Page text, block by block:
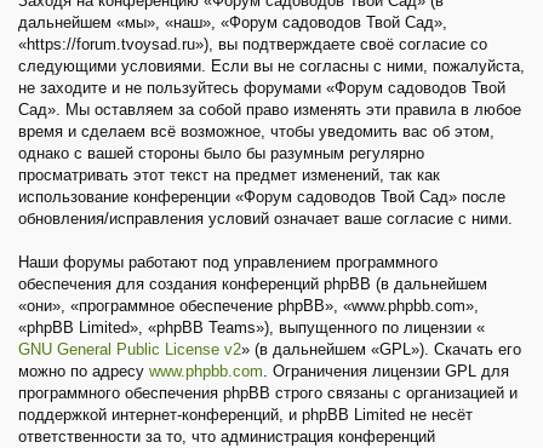
дальнейшем «мы», «наш», «Форум садоводов Твой Сад»,
«https://forum.tvoysad.ru»), вы подтверждаете своё согласие со
следующими условиями. Если вы не согласны с ними, пожалуйста,
не заходите и не пользуйтесь форумами «Форум садоводов Твой
Сад». Мы оставляем за собой право изменять эти правила в любое
время и сделаем всё возможное, чтобы уведомить вас об этом,
однако с вашей стороны было бы разумным регулярно
просматривать этот текст на предмет изменений, так как
использование конференции «Форум садоводов Твой Сад» после
обновления/исправления условий означает ваше согласие с ними.
Наши форумы работают под управлением программного
обеспечения для создания конференций phpBB (в дальнейшем
«они», «программное обеспечение phpBB», «www.phpbb.com»,
«phpBB Limited», «phpBB Teams»), выпущенного по лицензии «
GNU General Public License v2» (в дальнейшем «GPL»). Скачать его
можно по адресу www.phpbb.com. Ограничения лицензии GPL для
программного обеспечения phpBB строго связаны с организацией и
поддержкой интернет-конференций, и phpBB Limited не несёт
ответственности за то, что администрация конференций